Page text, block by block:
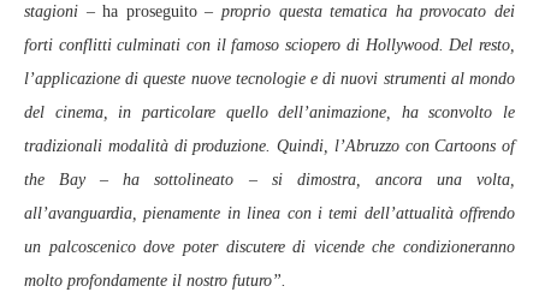
stagioni –ha proseguito– proprio questa tematica ha provocato dei
forti conflitti culminati con il famoso sciopero di Hollywood. Del resto,
l’applicazione di queste nuove tecnologie e di nuovi strumenti al mondo
del cinema, in particolare quello dell’animazione, ha sconvolto le
tradizionali modalità di produzione. Quindi, l’Abruzzo con Cartoons of
the Bay – ha sottolineato – si dimostra, ancora una volta,
all’avanguardia, pienamente in linea con i temi dell’attualità offrendo
un palcoscenico dove poter discutere di vicende che condizioneranno
molto profondamente il nostro futuro”.